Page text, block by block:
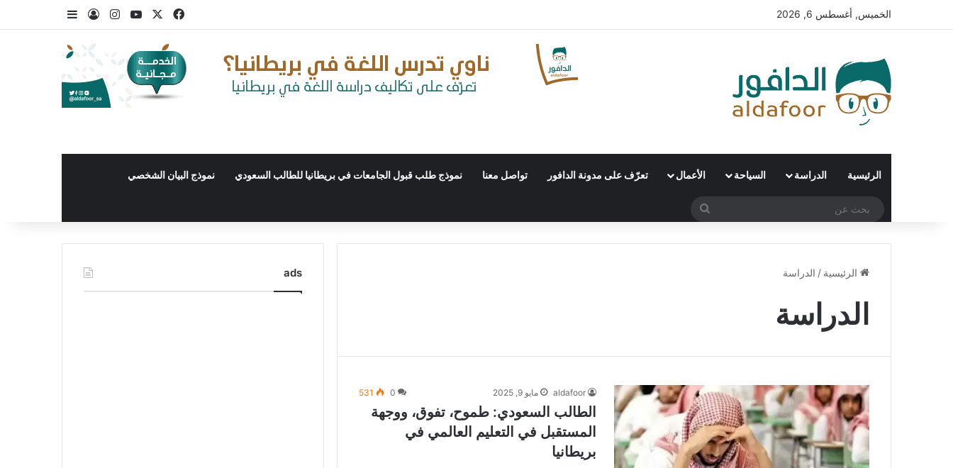
الخميس, أغسطس 6, 2026 فيسبوك ‫YouTubeانستقرامتسجيل الدخول
الرئيسية الدراسة السياحة الأعمال تعرّف على مدونة الدافور تواصل معنا نموذج طلب قبول الجامعات في بريطانيا للطالب السعودي نموذج البيان الشخصي
الرئيسية / الدراسة
الدراسة
aldafoor مايو 9, 2025 0
531
الطالب السعودي: طموح، تفوق، ووجهة
المستقبل في التعليم العالمي في
بريطانيا
ads